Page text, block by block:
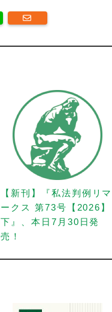
【新刊】『私法判例リマ
ークス 第73号【2026】
下』、本日7月30日発
売！